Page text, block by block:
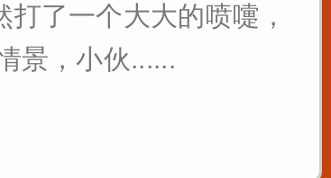
了一个大大的喷嚏，
景，小伙......